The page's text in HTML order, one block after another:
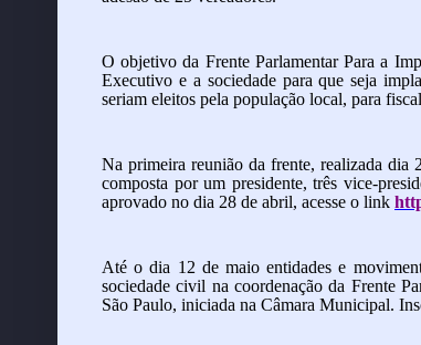
O objetivo da Frente Parlamentar Para a
Executivo e a sociedade para que seja
seriam eleitos pela população local, para
Na primeira reunião da frente, realizada dia
composta por um presidente, três vice-
aprovado no dia 28 de abril, acesse o link
Até o dia 12 de maioentidades e
sociedade civil na coordenação da Frente
São Paulo, iniciada na Câmara Municipal.